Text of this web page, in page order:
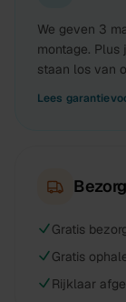
We geven 3
montage.
staan los van
Lees
Gratis
Gratis
Rijklaar